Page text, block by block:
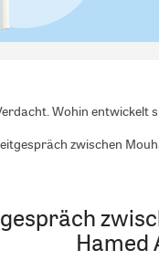
Wohin entwickelt
zwischen
Hamed